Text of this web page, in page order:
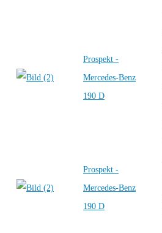
Prospekt -
Mercedes-Benz
190 D
Prospekt -
Mercedes-Benz
190 D